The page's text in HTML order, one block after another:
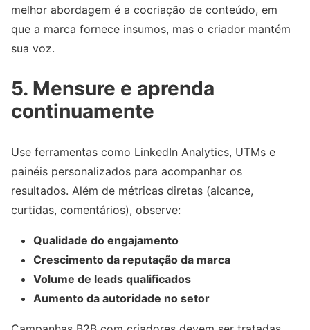
melhor abordagem é a cocriação de conteúdo, em
que a marca fornece insumos, mas o criador mantém
sua voz.
5. Mensure e aprenda
continuamente
Use ferramentas como LinkedIn Analytics, UTMs e
painéis personalizados para acompanhar os
resultados. Além de métricas diretas (alcance,
curtidas, comentários), observe:
Qualidade do engajamento
Crescimento da reputação da marca
Volume de leads qualificados
Aumento da autoridade no setor